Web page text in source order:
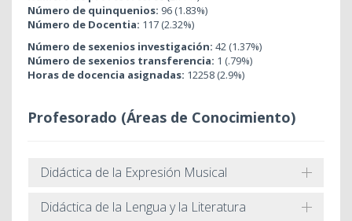
Número de quinquenios: 96 (1.83%)
Número de Docentia: 117 (2.32%)
Número de sexenios investigación: 42 (1.37%)
Número de sexenios transferencia: 1 (.79%)
Horas de docencia asignadas: 12258 (2.9%)
Profesorado (Áreas de Conocimiento)
Didáctica de la Expresión Musical
Didáctica de la Lengua y la Literatura